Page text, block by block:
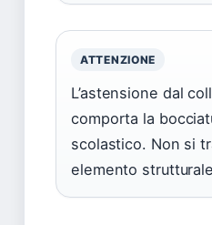
ATTENZIONE
L’astensione dal
comporta la
scolastico. Non si
elemento